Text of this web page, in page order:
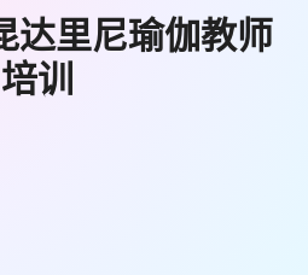
达里尼瑜伽教师
培训